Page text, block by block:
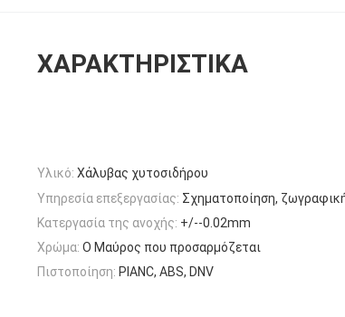
ΧΑΡΑΚΤΗΡΙΣΤΙΚΆ
Υλικό: Χάλυβας χυτοσιδήρου
Υπηρεσία επεξεργασίας: Σχηματοποίηση,
Κατεργασία της ανοχής: +/--0.02mm
Χρώμα: Ο Μαύρος που προσαρμόζεται
Πιστοποίηση: PIANC, ABS, DNV